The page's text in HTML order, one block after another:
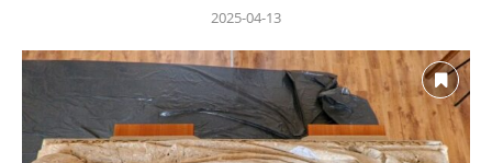
2025-04-13